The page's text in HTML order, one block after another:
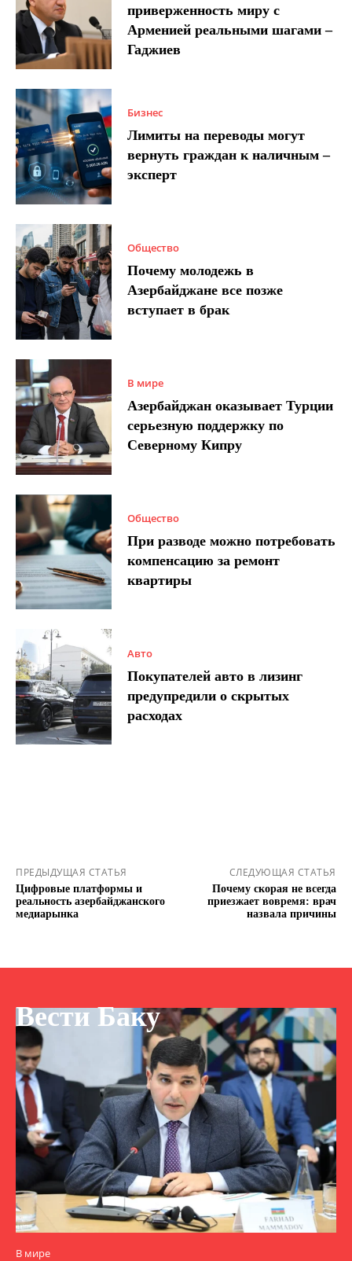
приверженность миру с
Арменией реальными шагами –
Гаджиев
Бизнес
Лимиты на переводы могут
вернуть граждан к наличным –
эксперт
Общество
Почему молодежь в
Азербайджане все позже
вступает в брак
В мире
Азербайджан оказывает Турции
серьезную поддержку по
Северному Кипру
Общество
При разводе можно потребовать
компенсацию за ремонт
квартиры
Авто
Покупателей авто в лизинг
предупредили о скрытых
расходах
ПРЕДЫДУЩАЯ СТАТЬЯ
Цифровые платформы и
реальность азербайджанского
медиарынка
СЛЕДУЮЩАЯ СТАТЬЯ
Почему скорая не всегда
приезжает вовремя: врач
назвала причины
Вести Баку
В мире